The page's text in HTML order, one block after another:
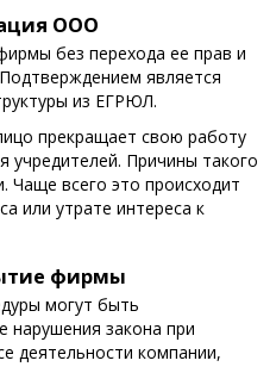
ООО
без перехода ее прав и
является
из ЕГРЮЛ.
прекращает свою работу
Причины такого
Чаще всего это происходит
или утрате интереса к
фирмы
могут быть
нарушения закона при
деятельности компании,